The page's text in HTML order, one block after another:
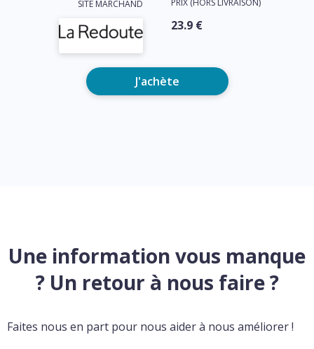
SITE MARCHAND PRIX (HORS LIVRAISON)
23.9 €
J'achète
Une information vous manque
? Un retour à nous faire ?
Faites nous en part pour nous aider à nous améliorer !